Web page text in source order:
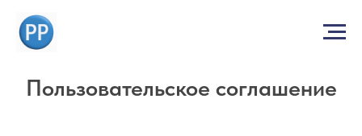
Пользовательское соглашение